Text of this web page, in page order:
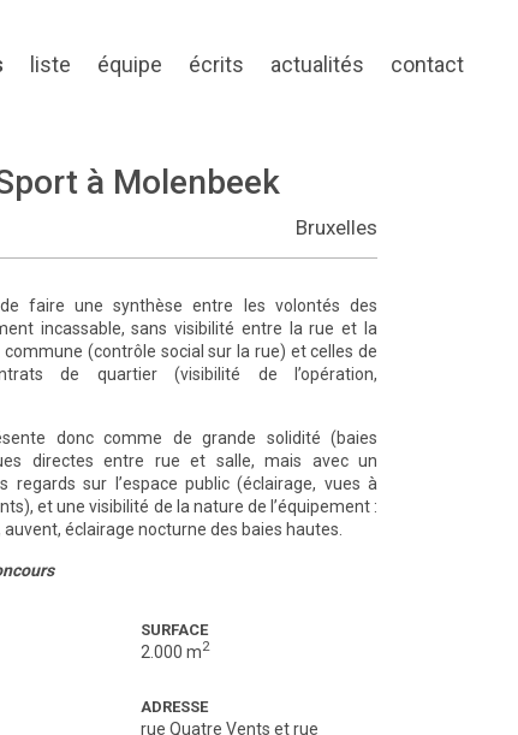
liste équipe écrits actualités contact
à Molenbeek
Bruxelles
faire une synthèse entre les volontés des
incassable, sans visibilité entre la rue et la
commune (contrôle social sur la rue) et celles de
de quartier (visibilité de l’opération,
donc comme de grande solidité (baies
directes entre rue et salle, mais avec un
regards sur l’espace public (éclairage, vues à
et une visibilité de la nature de l’équipement :
auvent, éclairage nocturne des baies hautes.
SURFACE
2.000 m2
ADRESSE
rue Quatre Vents et rue